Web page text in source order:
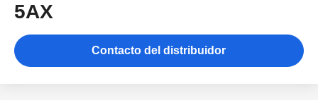
5AX
Contacto del distribuidor